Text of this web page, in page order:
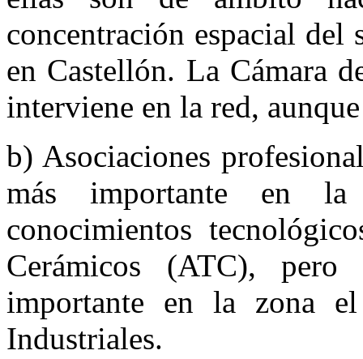
concentración espacial del
en Castellón. La Cámara
interviene en la red,
b) Asociaciones
más importante en
conocimientos
Cerámicos (ATC),
importante en la zona
Industriales.